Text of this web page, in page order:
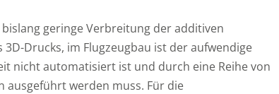
geringe Verbreitung der additiven
Drucks, im Flugzeugbau ist der aufwendige
nicht automatisiert ist und durch eine Reihe von
ausgeführt werden muss. Für die